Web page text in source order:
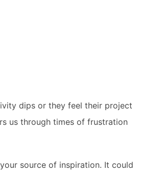
dips or they feel their project
us through times of frustration
source of inspiration. It could